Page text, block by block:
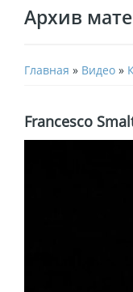
Архив
Главная » Видео »
Francesco